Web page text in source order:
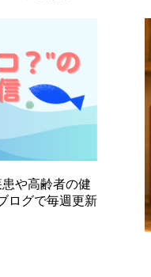
や高齢者の健
ログで毎週更新